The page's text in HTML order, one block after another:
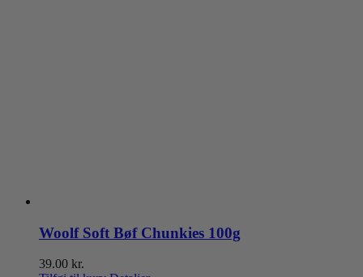
Woolf Soft Bøf Chunkies 100g
39.00 kr.